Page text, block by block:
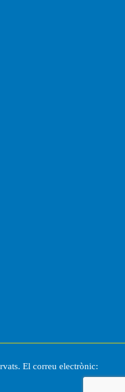
El correu electrònic: